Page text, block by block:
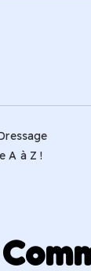
A à Z !